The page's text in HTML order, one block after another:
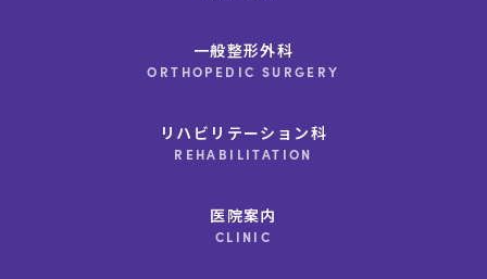
一般整形外科
ORTHOPEDIC SURGERY
リハビリテーション科
REHABILITATION
医院案内
CLINIC